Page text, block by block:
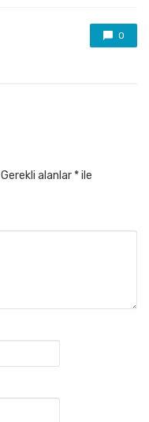
0
Gerekli alanlar *ile